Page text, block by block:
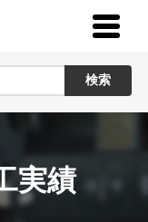
toggle
実績